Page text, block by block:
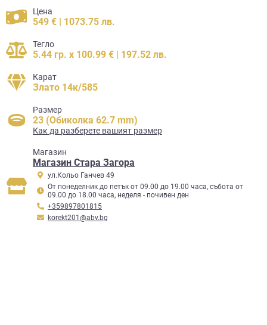
Цена
549 € | 1073.75 лв.
Тегло
5.44 гр. x 100.99 € | 197.52 лв.
Карат
Злато 14к/585
Размер
23 (Обиколка 62.7 mm)
Как да разберете вашият размер
Mагазин
Магазин Стара Загора
ул.Кольо Ганчев 49
От понеделник до петък от 09.00 до 19.00 часа, събота от
09.00 до 18.00 часа, неделя - почивен ден
+359897801815
korekt201@abv.bg